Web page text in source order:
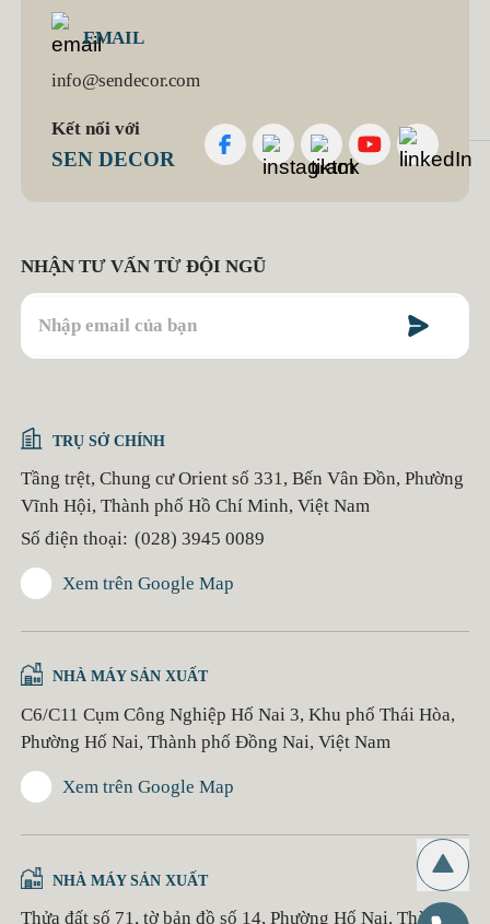
NHẬN TƯ VẤN TỪ ĐỘI NGŨ
EMAIL
info@sendecor.com
Kết nối với
SEN DECOR
TRỤ SỞ CHÍNH
Tầng trệt, Chung cư Orient số 331, Bến Vân Đồn, Phường
Vĩnh Hội, Thành phố Hồ Chí Minh, Việt Nam
Số điện thoại: (028) 3945 0089
Xem trên Google Map
NHÀ MÁY SẢN XUẤT
C6/C11 Cụm Công Nghiệp Hố Nai 3, Khu phố Thái Hòa,
Phường Hố Nai, Thành phố Đồng Nai, Việt Nam
Xem trên Google Map
NHÀ MÁY SẢN XUẤT
Thửa đất số 71, tờ bản đồ số 14, Phường Hố Nai, Thành